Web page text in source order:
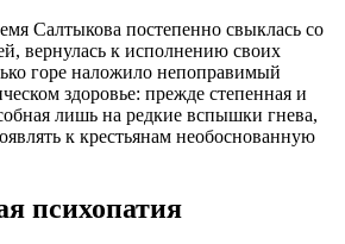
Салтыкова постепенно свыклась со
вернулась к исполнению своих
горе наложило непоправимый
здоровье: прежде степенная и
лишь на редкие вспышки гнева,
к крестьянам необоснованную
психопатия